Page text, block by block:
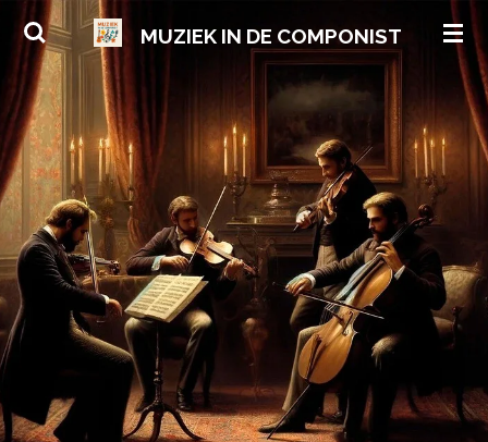
Ga
direct
naar
de
hoofdinhoud
MUZIEK IN DE COMPONIST